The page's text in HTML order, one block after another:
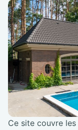
Ce site couvre